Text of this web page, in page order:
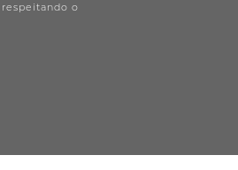
respeitando o